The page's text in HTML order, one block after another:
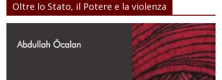
Oltre lo Stato, il Potere e la violenza